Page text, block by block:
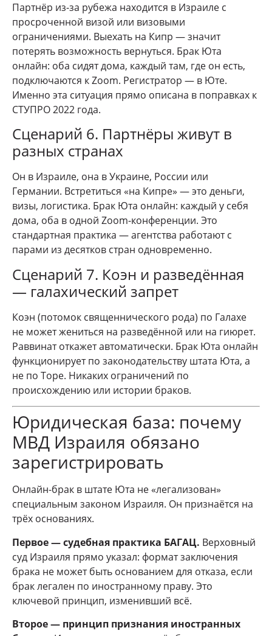
Партнёр из-за рубежа находится в Израиле с
просроченной визой или визовыми
ограничениями. Выехать на Кипр — значит
потерять возможность вернуться. Брак Юта
онлайн: оба сидят дома, каждый там, где он есть,
подключаются к Zoom. Регистратор — в Юте.
Именно эта ситуация прямо описана в поправках к
СТУПРО 2022 года.
Сценарий 6. Партнёры живут в
разных странах
Он в Израиле, она в Украине, России или
Германии. Встретиться «на Кипре» — это деньги,
визы, логистика. Брак Юта онлайн: каждый у себя
дома, оба в одной Zoom-конференции. Это
стандартная практика — агентства работают с
парами из десятков стран одновременно.
Сценарий 7. Коэн и разведённая
— галахический запрет
Коэн (потомок священнического рода) по Галахе
не может жениться на разведённой или на гиюрет.
Раввинат откажет автоматически. Брак Юта онлайн
функционирует по законодательству штата Юта, а
не по Торе. Никаких ограничений по
происхождению или истории браков.
Юридическая база: почему
МВД Израиля обязано
зарегистрировать
Онлайн-брак в штате Юта не «легализован»
специальным законом Израиля. Он признаётся на
трёх основаниях.
Первое — судебная практика БАГАЦ. Верховный
суд Израиля прямо указал: формат заключения
брака не может быть основанием для отказа, если
брак легален по иностранному праву. Это
ключевой принцип, изменивший всё.
Второе — принцип признания иностранных